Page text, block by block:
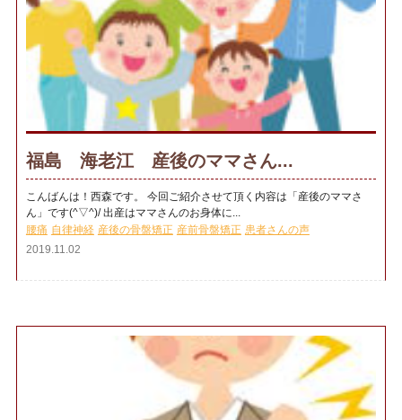
福島 海老江 産後のママさん...
こんばんは！西森です。 今回ご紹介させて頂く内容は「産後のママさ
ん」です(^▽^)/ 出産はママさんのお身体に...
腰痛 自律神経 産後の骨盤矯正 産前骨盤矯正 患者さんの声
2019.11.02